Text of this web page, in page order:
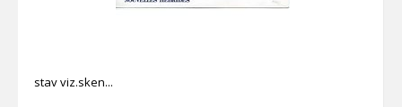
stav viz.sken